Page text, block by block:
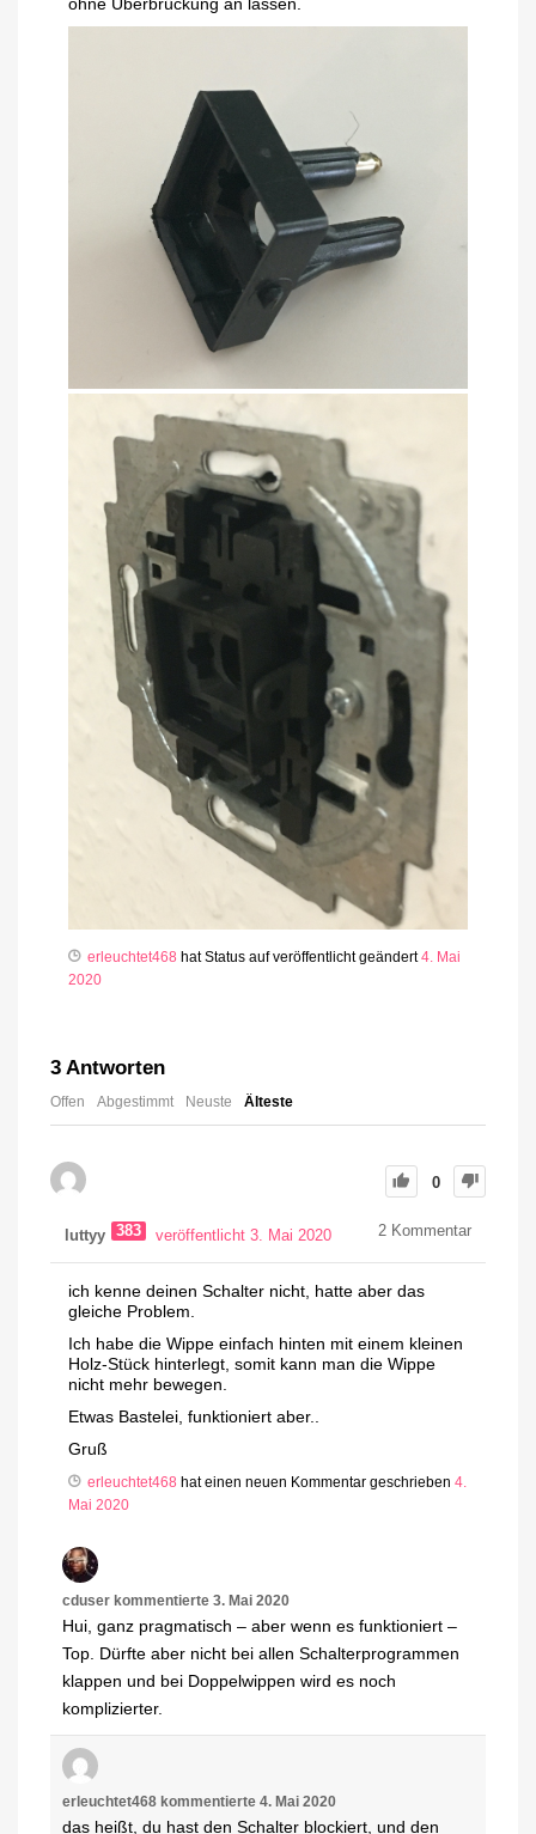
ohne Überbrückung an lassen.
erleuchtet468 hat Status auf veröffentlicht geändert4. Mai
2020
3 Antworten
Offen Abgestimmt Neuste Älteste
0
luttyy 383 veröffentlicht 3. Mai 2020 2 Kommentar
ich kenne deinen Schalter nicht, hatte aber das
gleiche Problem.
Ich habe die Wippe einfach hinten mit einem kleinen
Holz-Stück hinterlegt, somit kann man die Wippe
nicht mehr bewegen.
Etwas Bastelei, funktioniert aber..
Gruß
erleuchtet468 hat einen neuen Kommentar geschrieben 4.
Mai 2020
cduser kommentierte 3. Mai 2020
Hui, ganz pragmatisch – aber wenn es funktioniert –
Top. Dürfte aber nicht bei allen Schalterprogrammen
klappen und bei Doppelwippen wird es noch
komplizierter.
erleuchtet468 kommentierte 4. Mai 2020
das heißt, du hast den Schalter blockiert, und den